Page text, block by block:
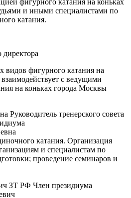
и иными специалистами по
катания.
директора
видов фигурного катания на
с ведущими
на коньках города Москвы
Руководитель тренерского совета
катания. Организация
и специалистам по
проведение семинаров и
ЗТ РФ Член президиума